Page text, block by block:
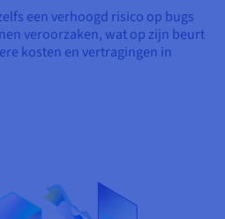
een verhoogd risico op bugs
veroorzaken, wat op zijn beurt
kosten en vertragingen in